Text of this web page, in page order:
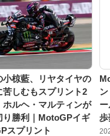
小椋藍、リヤタイヤの
苦しむもスプリント2
ルヘ・マルティンが
り勝利｜MotoGPイギ
スプリント
歩